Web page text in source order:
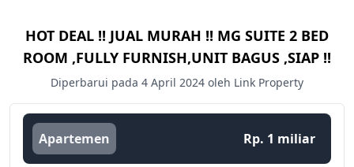
HOT DEAL !! JUAL MURAH !! MG SUITE 2 BED
ROOM ,FULLY FURNISH,UNIT BAGUS ,SIAP !!
Diperbarui pada 4 April 2024 oleh Link Property
Apartemen Rp. 1 miliar